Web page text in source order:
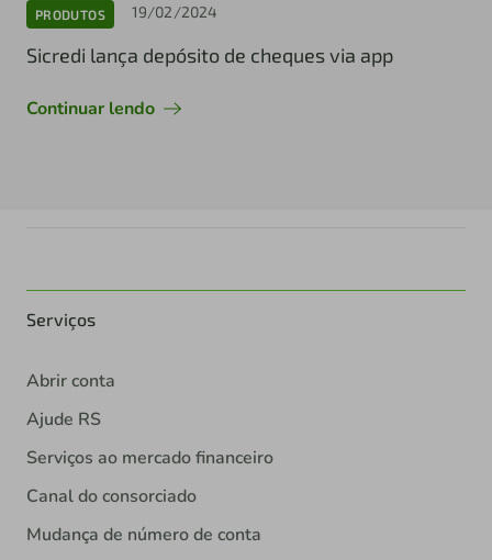
PRODUTOS 19/02/2024
Sicredi lança depósito de cheques via app
Continuar lendo
Serviços
Abrir conta
Ajude RS
Serviços ao mercado financeiro
Canal do consorciado
Mudança de número de conta